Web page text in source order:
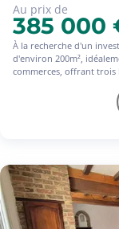
Au prix de
385 000
À la recherche d'un
d'environ 200m²,
commerces, offrant trois
ou nouveaux
Ce bien se compose
Kota finlandais et un
un T3 au premier étage
pour optimiser son
ensemble.